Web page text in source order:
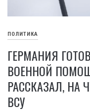
ПОЛИТИКА
ГЕРМАНИЯ
ВОЕННОЙ
РАССКАЗАЛ, НА
ВСУ